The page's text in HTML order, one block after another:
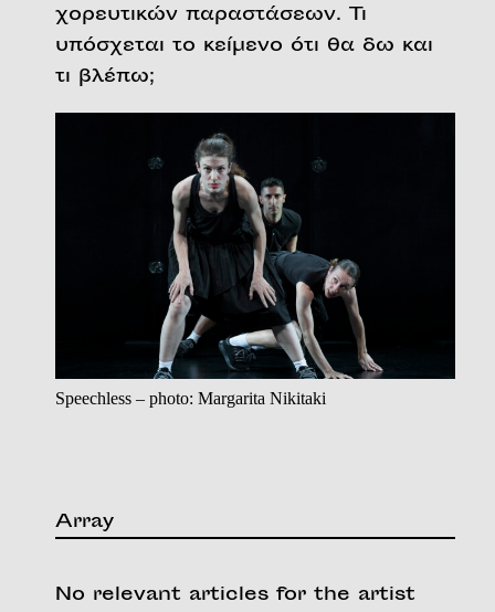
χορευτικών παραστάσεων. Τι
υπόσχεται το κείμενο ότι θα δω και
τι βλέπω;
Speechless – photo: Margarita Nikitaki
Array
No relevant articles for the artist